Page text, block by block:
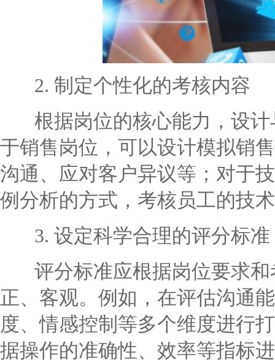
2. 制定个性化的考核内容
根据岗位的核心能力，设计
于销售岗位，可以设计模拟销
沟通、应对客户异议等；对于
例分析的方式，考核员工的技
3. 设定科学合理的评分标准
评分标准应根据岗位要求和
正、客观。例如，在评估沟通
度、情感控制等多个维度进行
据操作的准确性、效率等指标